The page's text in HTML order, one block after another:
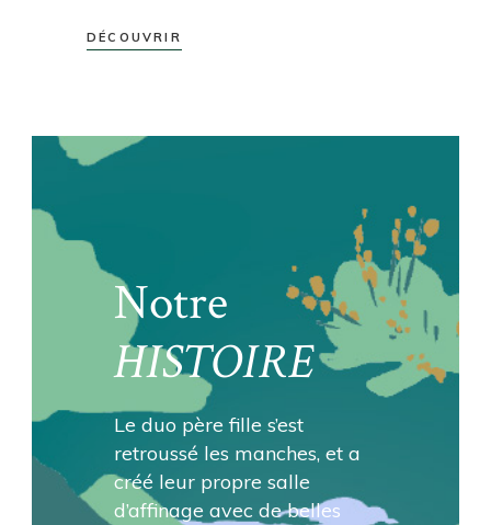
DÉCOUVRIR
Notre
HISTOIRE
Le duo père fille s’est
retroussé les manches, et a
créé leur propre salle
d’affinage avec de belles